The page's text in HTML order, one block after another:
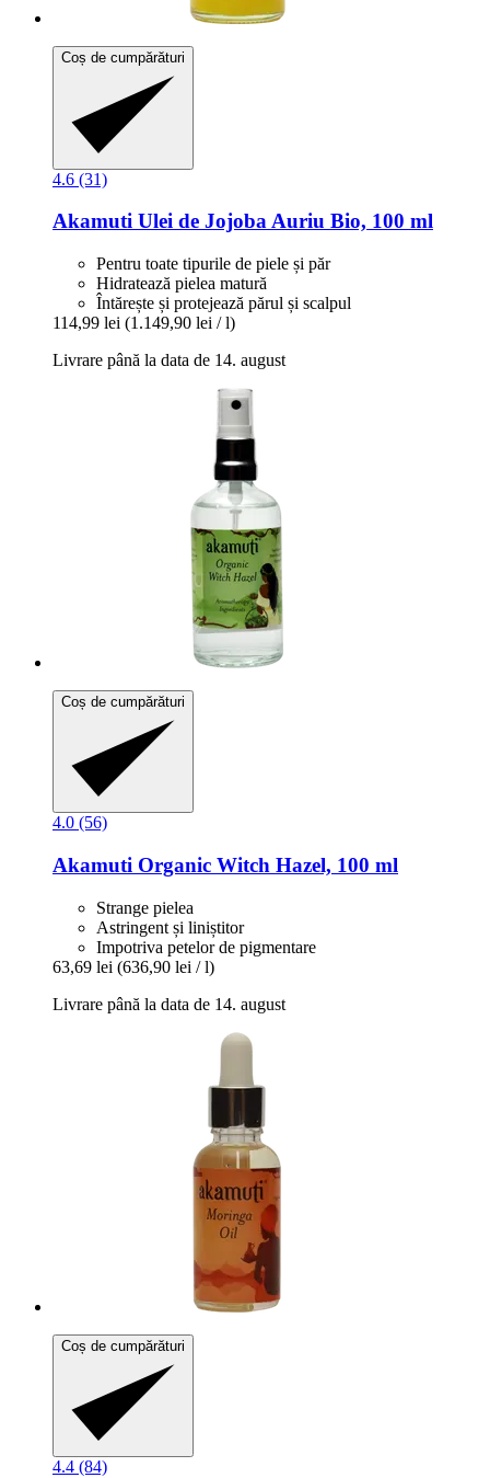
Coș de cumpărături
4.6 (31)
Akamuti Ulei de Jojoba Auriu Bio, 100 ml
Pentru toate tipurile de piele și păr
Hidratează pielea matură
Întărește și protejează părul și scalpul
114,99 lei (1.149,90 lei / l)
Livrare până la data de 14. august
Coș de cumpărături
4.0 (56)
Akamuti Organic Witch Hazel, 100 ml
Strange pielea
Astringent și liniștitor
Impotriva petelor de pigmentare
63,69 lei (636,90 lei / l)
Livrare până la data de 14. august
Coș de cumpărături
4.4 (84)